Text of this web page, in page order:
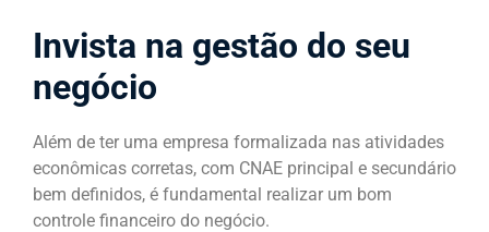
Invista na gestão do seu
negócio
Além de ter uma empresa formalizada nas atividades
econômicas corretas, com CNAE principal e secundário
bem definidos, é fundamental realizar um bom
controle financeiro do negócio.